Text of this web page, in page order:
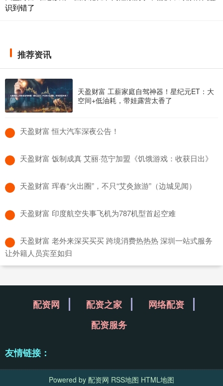
识到错了
推荐资讯
天盈财富 工薪家庭自驾神器！星纪元ET：大
空间+低油耗，带娃露营太香了
​天盈财富 恒大汽车深夜公告！
​天盈财富 饭制成真 艾丽·范宁加盟《饥饿游戏：收获日出》
​天盈财富 珲春“火出圈”，不只“艾灸旅游”（边城见闻）
​天盈财富 印度航空失事飞机为787机型首起空难
​天盈财富 老外来深买买买 跨境消费热热热 深圳一站式服务
让外籍人员宾至如归
配资网 配资之家
网络配资
配资服务
友情链接：
Powered by 配资网 RSS地图 HTML地图